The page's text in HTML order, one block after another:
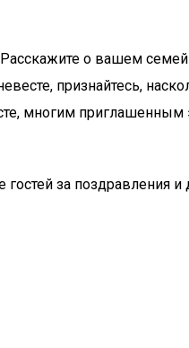
о вашем
признайтесь,
многим приглашенным
за поздравления